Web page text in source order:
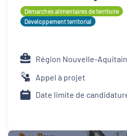
Démarches alimentaires de territoire
Développement territorial
Région Nouvelle-
Appel à projet
Date limite de